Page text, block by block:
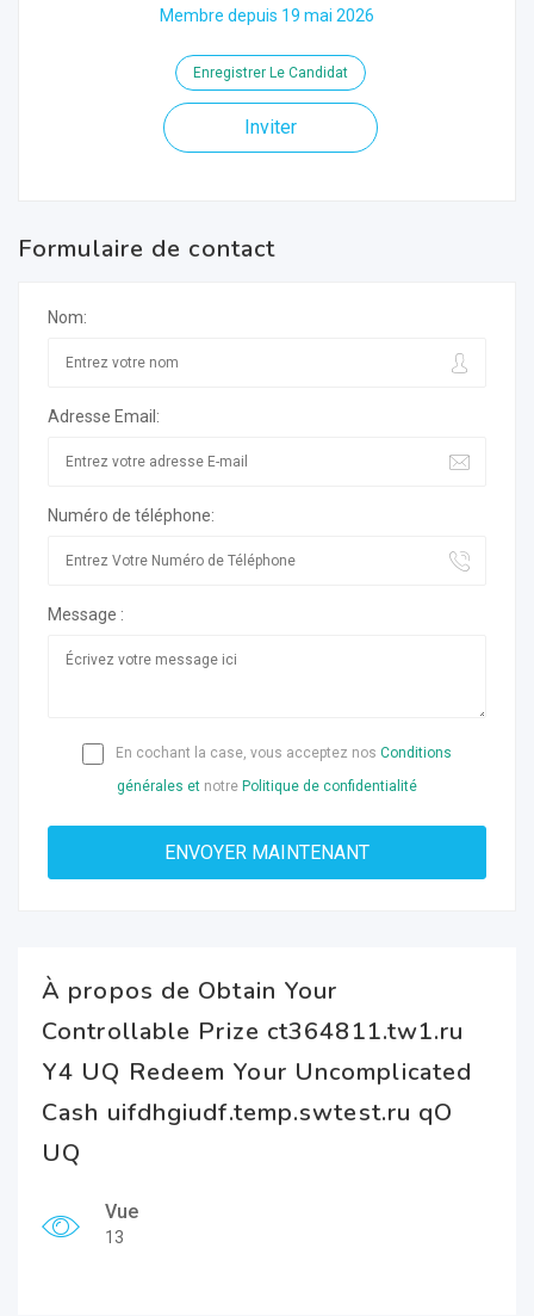
Membre depuis 19 mai 2026
Enregistrer Le Candidat
Inviter
Formulaire de contact
Nom:
Adresse Email:
Numéro de téléphone:
Message :
En cochant la case, vous acceptez nos Conditions
générales et notre Politique de confidentialité
À propos de Obtain Your
Controllable Prize ct364811.tw1.ru
Y4 UQ Redeem Your Uncomplicated
Cash uifdhgiudf.temp.swtest.ru qO
UQ
Vue
13